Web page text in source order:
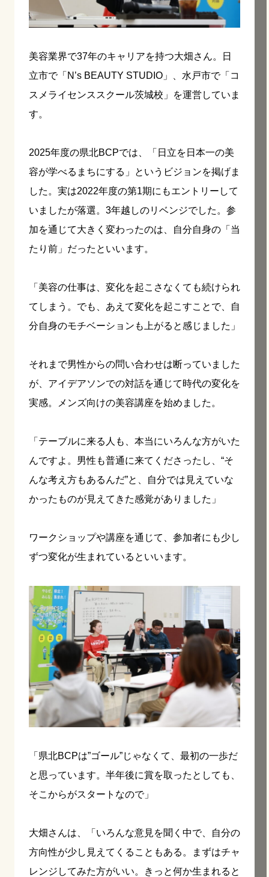
美容業界で37年のキャリアを持つ大畑さん。日
立市で「N’s BEAUTY STUDIO」、水戸市で「コ
スメライセンススクール茨城校」を運営していま
す。
2025年度の県北BCPでは、「日立を日本一の美
容が学べるまちにする」というビジョンを掲げま
した。実は2022年度の第1期にもエントリーして
いましたが落選。3年越しのリベンジでした。参
加を通じて大きく変わったのは、自分自身の「当
たり前」だったといいます。
「美容の仕事は、変化を起こさなくても続けられ
てしまう。でも、あえて変化を起こすことで、自
分自身のモチベーションも上がると感じました」
それまで男性からの問い合わせは断っていました
が、アイデアソンでの対話を通じて時代の変化を
実感。メンズ向けの美容講座を始めました。
「テーブルに来る人も、本当にいろんな方がいた
んですよ。男性も普通に来てくださったし、“そ
んな考え方もあるんだ”と、自分では見えていな
かったものが見えてきた感覚がありました」
ワークショップや講座を通じて、参加者にも少し
ずつ変化が生まれているといいます。
「県北BCPは”ゴール”じゃなくて、最初の一歩だ
と思っています。半年後に賞を取ったとしても、
そこからがスタートなので」
大畑さんは、「いろんな意見を聞く中で、自分の
方向性が少し見えてくることもある。まずはチャ
レンジしてみた方がいい。きっと何か生まれると